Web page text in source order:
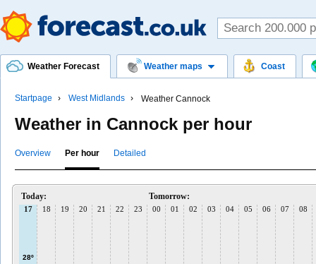
Weather Forecast Weather maps Coast
Startpage West Midlands Weather Cannock
Weather in Cannock per hour
Overview Per hour Detailed
Today:
17
28º
18 19 20 21 22 23
Tomorrow:
00 01 02 03 04 05 06 07 08